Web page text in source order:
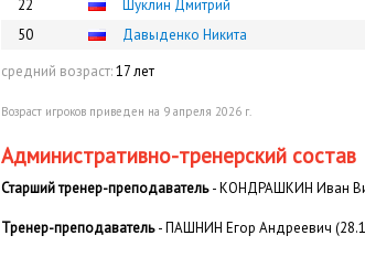
22 Шуклин Дмитрий
50 Давыденко Никита
средний возраст:17 лет
Возраст игроков приведен на 9 апреля 2026 г.
Административно-тренерский состав
Старший тренер-преподаватель- КОНДРАШКИН Иван
Тренер-преподаватель- ПАШНИН Егор Андреевич